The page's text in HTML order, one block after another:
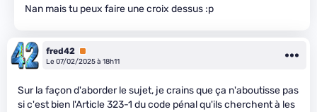
Nan mais tu peux faire une croix dessus :p
fred42 Premium
Le 07/02/2025 à 18h11
Sur la façon d'aborder le sujet, je crains que ça n'aboutisse pas
si c'est bien l'Article 323-1 du code pénal qu'ils cherchent à les